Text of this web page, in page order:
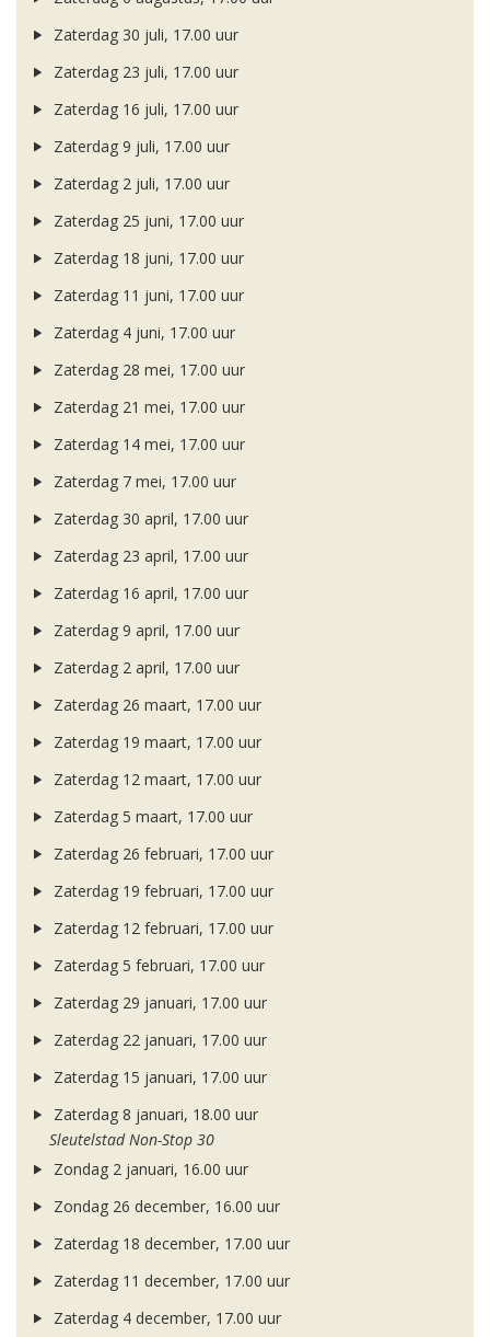
Zaterdag 30 juli, 17.00 uur
Zaterdag 23 juli, 17.00 uur
Zaterdag 16 juli, 17.00 uur
Zaterdag 9 juli, 17.00 uur
Zaterdag 2 juli, 17.00 uur
Zaterdag 25 juni, 17.00 uur
Zaterdag 18 juni, 17.00 uur
Zaterdag 11 juni, 17.00 uur
Zaterdag 4 juni, 17.00 uur
Zaterdag 28 mei, 17.00 uur
Zaterdag 21 mei, 17.00 uur
Zaterdag 14 mei, 17.00 uur
Zaterdag 7 mei, 17.00 uur
Zaterdag 30 april, 17.00 uur
Zaterdag 23 april, 17.00 uur
Zaterdag 16 april, 17.00 uur
Zaterdag 9 april, 17.00 uur
Zaterdag 2 april, 17.00 uur
Zaterdag 26 maart, 17.00 uur
Zaterdag 19 maart, 17.00 uur
Zaterdag 12 maart, 17.00 uur
Zaterdag 5 maart, 17.00 uur
Zaterdag 26 februari, 17.00 uur
Zaterdag 19 februari, 17.00 uur
Zaterdag 12 februari, 17.00 uur
Zaterdag 5 februari, 17.00 uur
Zaterdag 29 januari, 17.00 uur
Zaterdag 22 januari, 17.00 uur
Zaterdag 15 januari, 17.00 uur
Zaterdag 8 januari, 18.00 uur
Sleutelstad Non-Stop 30
Zondag 2 januari, 16.00 uur
Zondag 26 december, 16.00 uur
Zaterdag 18 december, 17.00 uur
Zaterdag 11 december, 17.00 uur
Zaterdag 4 december, 17.00 uur